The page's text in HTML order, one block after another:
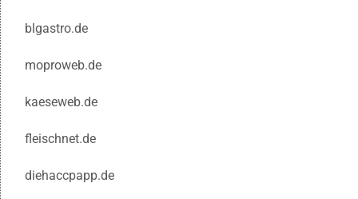
blgastro.de
moproweb.de
kaeseweb.de
fleischnet.de
diehaccpapp.de